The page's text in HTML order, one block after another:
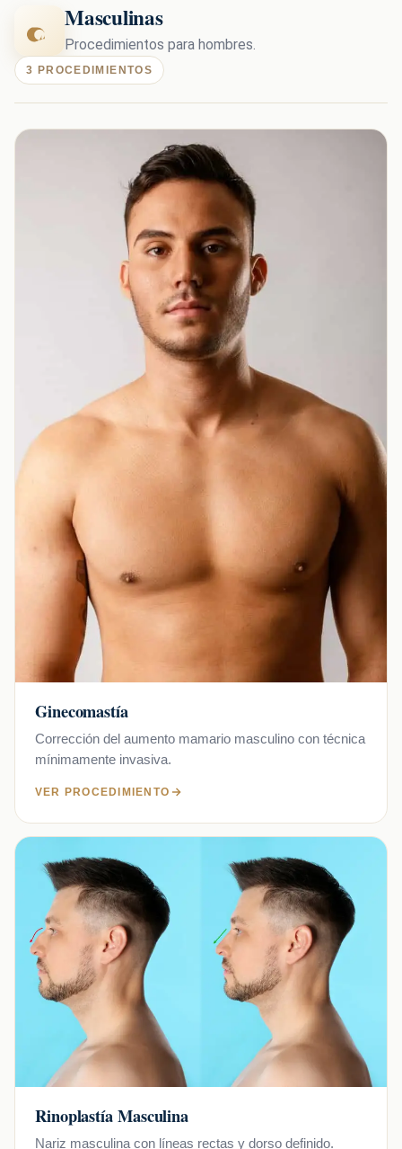
Masculinas
Procedimientos para hombres.
3 PROCEDIMIENTOS
Ginecomastía
Corrección del aumento mamario masculino con técnica
mínimamente invasiva.
VER PROCEDIMIENTO
Rinoplastía Masculina
Nariz masculina con líneas rectas y dorso definido.